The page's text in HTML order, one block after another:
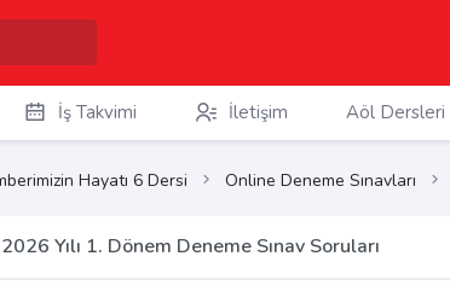
İş Takvimi İletişim Aöl Dersleri
Hayatı 6 Dersi Online Deneme Sınavları
Yılı 1. Dönem Deneme Sınav Soruları